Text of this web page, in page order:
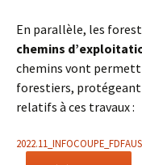
En parallèle, les
chemins
chemins vont
forestiers, protégeant
relatifs à ces travaux :